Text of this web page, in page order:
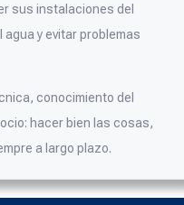
sus instalaciones del
y evitar problemas
conocimiento del
hacer bien las cosas,
a largo plazo.